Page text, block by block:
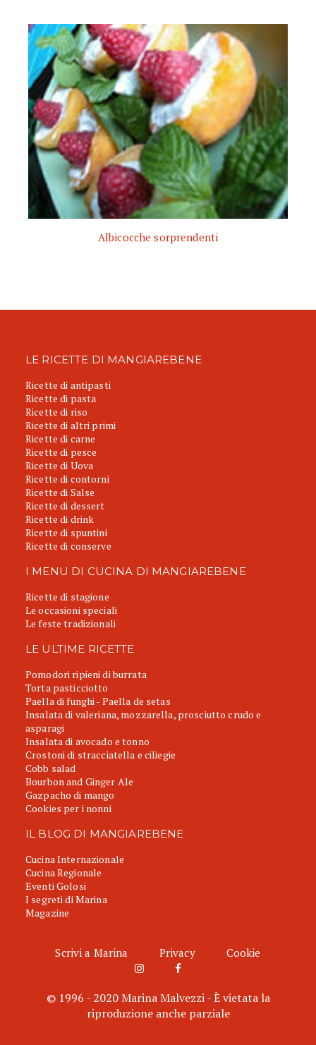
Albicocche sorprendenti
LE RICETTE DI MANGIAREBENE
Ricette di antipasti
Ricette di pasta
Ricette di riso
Ricette di altri primi
Ricette di carne
Ricette di pesce
Ricette di Uova
Ricette di contorni
Ricette di Salse
Ricette di dessert
Ricette di drink
Ricette di spuntini
Ricette di conserve
I MENU DI CUCINA DI MANGIAREBENE
Ricette di stagione
Le occasioni speciali
Le feste tradizionali
LE ULTIME RICETTE
Pomodori ripieni di burrata
Torta pasticciotto
Paella di funghi - Paella de setas
Insalata di valeriana, mozzarella, prosciutto crudo e
asparagi
Insalata di avocado e tonno
Crostoni di stracciatella e ciliegie
Cobb salad
Bourbon and Ginger Ale
Gazpacho di mango
Cookies per i nonni
IL BLOG DI MANGIAREBENE
Cucina Internazionale
Cucina Regionale
Eventi Golosi
I segreti di Marina
Magazine
Scrivi a Marina Privacy Cookie
© 1996 - 2020 Marina Malvezzi - È vietata la
riproduzione anche parziale